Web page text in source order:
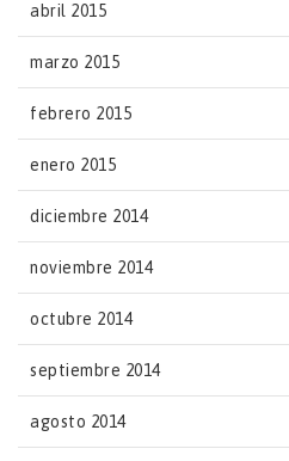
abril 2015
marzo 2015
febrero 2015
enero 2015
diciembre 2014
noviembre 2014
octubre 2014
septiembre 2014
agosto 2014